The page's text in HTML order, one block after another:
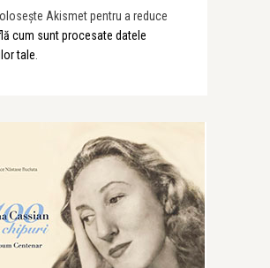
Akismet pentru a reduce
cum sunt procesate datele
tale